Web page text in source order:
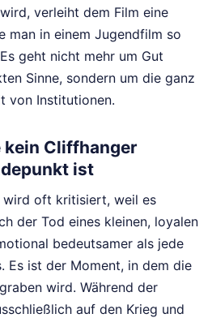
verleiht dem Film eine
man in einem Jugendfilm so
geht nicht mehr um Gut
Sinne, sondern um die ganz
von Institutionen.
kein Cliffhanger
ist
wird oft kritisiert, weil es
der Tod eines kleinen, loyalen
bedeutsamer als jede
Es ist der Moment, in dem die
wird. Während der
auf den Krieg und